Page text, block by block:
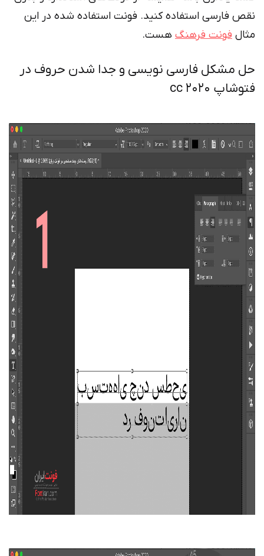
نقص فارسی استفاده کنید. فونت استفاده شده در این
مثال فونت فرهنگ هست.
حل مشکل فارسی نویسی و جدا شدن حروف در
فتوشاپ ۲۰۲۰ cc